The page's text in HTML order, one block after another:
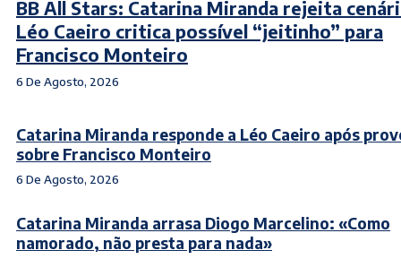
BB All Stars: Catarina Miranda rejeita
Léo Caeiro critica possível “jeitinho” para
Francisco Monteiro
6 De Agosto, 2026
Catarina Miranda responde a Léo Caeiro após
sobre Francisco Monteiro
6 De Agosto, 2026
Catarina Miranda arrasa Diogo Marcelino: «Como
namorado, não presta para nada»